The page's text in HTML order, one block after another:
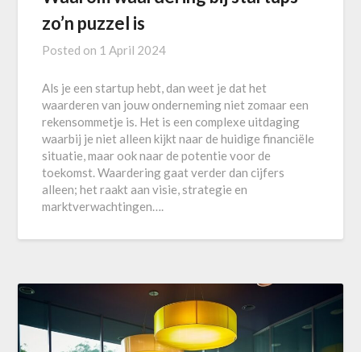
zo’n puzzel is
Posted on 1 April 2024
Als je een startup hebt, dan weet je dat het
waarderen van jouw onderneming niet zomaar een
rekensommetje is. Het is een complexe uitdaging
waarbij je niet alleen kijkt naar de huidige financiële
situatie, maar ook naar de potentie voor de
toekomst. Waardering gaat verder dan cijfers
alleen; het raakt aan visie, strategie en
marktverwachtingen….